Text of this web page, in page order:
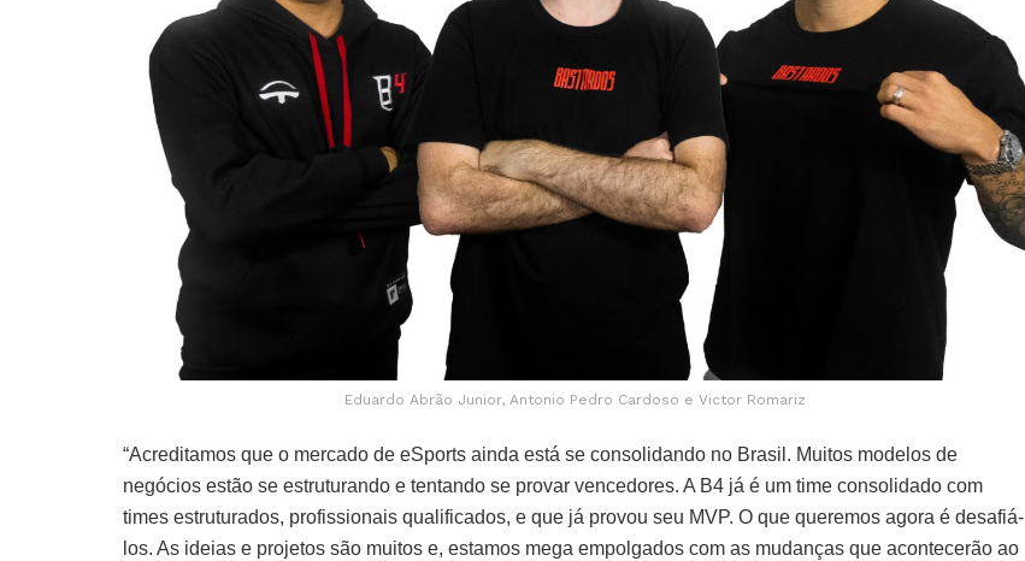
Eduardo Abrão Junior, Antonio Pedro Cardoso e Victor Romariz
“Acreditamos que o mercado de eSports ainda está se consolidando no Brasil. Muitos modelos de
negócios estão se estruturando e tentando se provar vencedores. A B4 já é um time consolidado com
times estruturados, profissionais qualificados, e que já provou seu MVP. O que queremos agora é desafiá-
los. As ideias e projetos são muitos e, estamos mega empolgados com as mudanças que acontecerão ao